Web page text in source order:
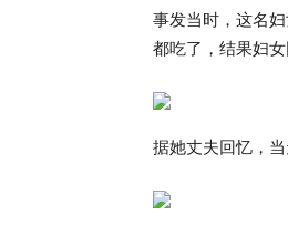
事发当时，这名
都吃了，结果妇女
据她丈夫回忆，